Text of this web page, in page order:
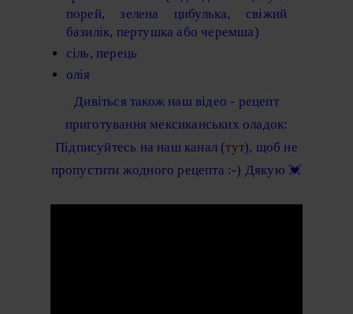
порей, зелена цибулька, свіжий
базилік, пертушка або черемша)
сіль, перець
олія
Дивіться також наш відео - рецепт
приготування мексиканських оладок:
Підписуйтесь на наш канал (тут), щоб не
пропустити жодного рецепта :-) Дякую 💓